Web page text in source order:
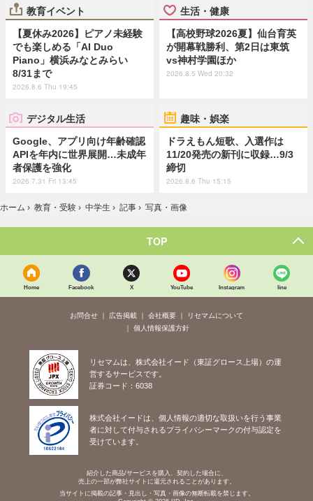
教育イベント
【夏休み2026】ピアノ未経験
でも楽しめる「AI Duo
Piano」横浜みなとみらい
8/31まで
2026.8.6 Thu 19:45
生活・健康
【高校野球2026夏】仙台育英
が開幕戦勝利、第2日は東筑
vs神村学園ほか
2026.8.5 Wed 20:32
デジタル生活
Google、アプリ向け年齢確認
APIを年内に世界展開…未成年
者保護を強化
2026.7.31 Fri 13:45
趣味・娯楽
ドラえもん短歌、入選作は
11/20発売の新刊に収録…9/3
締切
2026.8.6 Thu 15:15
ホーム › 教育・受験 › 中学生 › 記事 › 写真・画像
TOP
Home Facebook X YouTube Instagram line
お問合せ 広告掲載 会社概要
リセマムについて
個人情報保護方針
リセマムは、株式会社イード（東証グロース上場）の運
営するサービスです。
証券コード：6038
株式会社イードは、個人情報の適切な取扱いを行う事業
者に対して付与されるプライバシーマークの付与認定を
受けています。
紹介した商品/サービスを購入、契約した場合に、
売上の一部が弊社サイトに還元されることがあります。
当サイトに掲載の記事・見出し・写真・画像の無断転載を禁じます。